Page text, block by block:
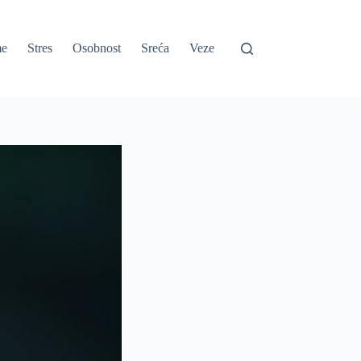
Stres Osobnost Sreća Veze